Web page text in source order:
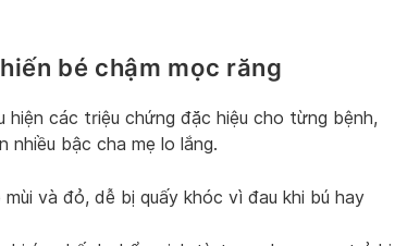
bé chậm mọc răng
các triệu chứng đặc hiệu cho từng bệnh,
nhiều bậc cha mẹ lo lắng.
và đỏ, dễ bị quấy khóc vì đau khi bú hay